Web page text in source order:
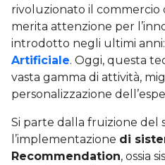
rivoluzionato il commercio
merita attenzione per
introdotto negli ultimi anni:
Artificiale. Oggi, questa
vasta gamma di attività,
personalizzazione
Si parte dalla fruizione del
l’implementazione di
Recommendation, ossia